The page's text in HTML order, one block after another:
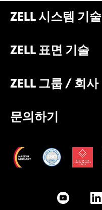
ZELL 시스템 기술
ZELL 표면 기술
ZELL 그룹 / 회사
문의하기